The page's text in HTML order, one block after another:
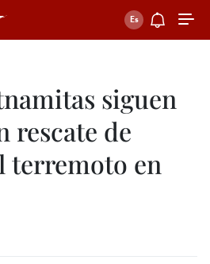
siguen
rescate de
terremoto en